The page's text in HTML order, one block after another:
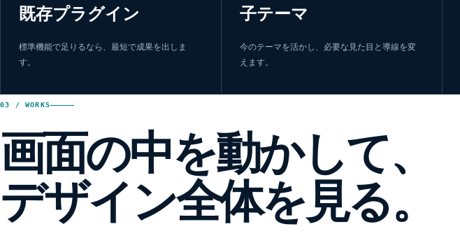
既存プラグイン
標準機能で足りるなら、最短で成果を出しま
す。
子テーマ
今のテーマを活かし、必要な見た目と導線を変
えます。
03 / WORKS
画面の中を動かして、
デザイン全体を見る。